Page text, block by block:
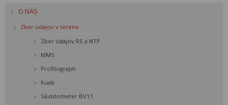
O NÁS
Zber údajov v teréne
Zber údajov RS a NTP
MMS
Profilograph
Kuab
Skiddometer BV11